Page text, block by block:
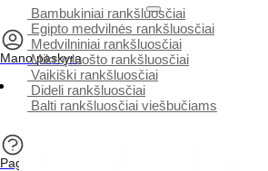
Mano paskyra
Pagalba
Bambukiniai rankšluosčiai
Egipto medvilnės rankšluosčiai
Medvilniniai rankšluosčiai
Mikropluošto rankšluosčiai
Vaikiški rankšluosčiai
Dideli rankšluosčiai
Balti rankšluosčiai viešbučiams